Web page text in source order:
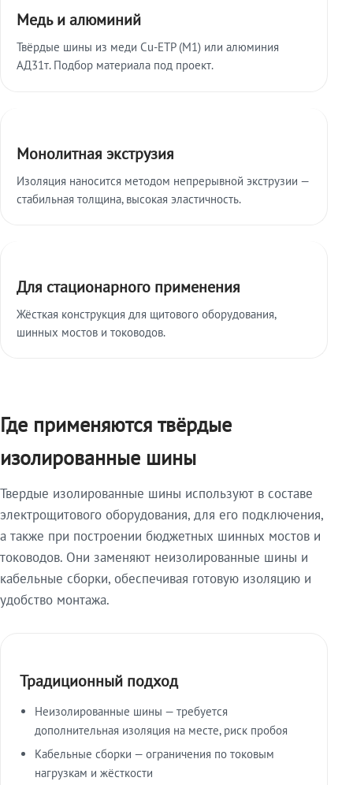
Медь и алюминий
Твёрдые шины из меди Cu-ETP (M1) или алюминия
АД31т. Подбор материала под проект.
Монолитная экструзия
Изоляция наносится методом непрерывной экструзии —
стабильная толщина, высокая эластичность.
Для стационарного применения
Жёсткая конструкция для щитового оборудования,
шинных мостов и тоководов.
Где применяются твёрдые
изолированные шины
Твердые изолированные шины используют в составе
электрощитового оборудования, для его подключения,
а также при построении бюджетных шинных мостов и
тоководов. Они заменяют неизолированные шины и
кабельные сборки, обеспечивая готовую изоляцию и
удобство монтажа.
Традиционный подход
Неизолированные шины — требуется
дополнительная изоляция на месте, риск пробоя
Кабельные сборки — ограничения по токовым
нагрузкам и жёсткости